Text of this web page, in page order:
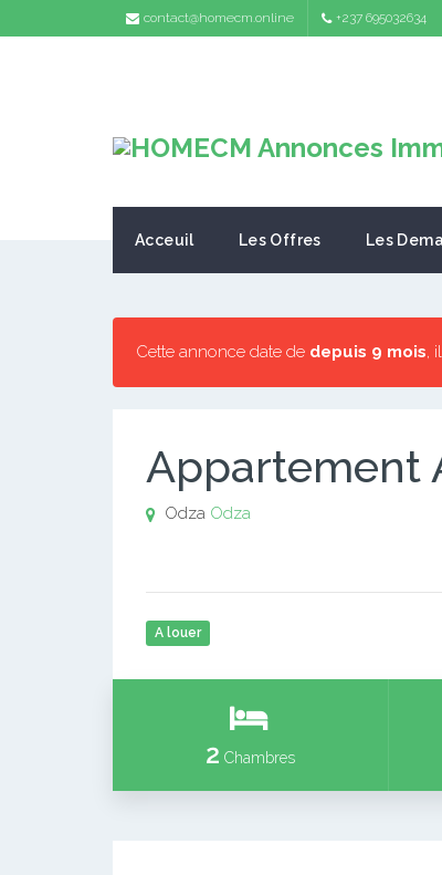
contact@homecm.online +237 695032634
Acceuil Les Offres Les
Cette annonce date de depuis 9 mois,
Appartement
Odza Odza
A louer
2 Chambres